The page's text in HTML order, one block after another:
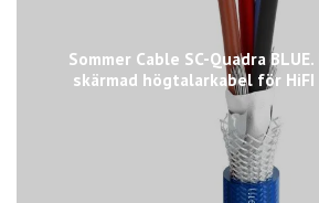
Sommer Cable SC-Quadra
skärmad högtalarkabel för